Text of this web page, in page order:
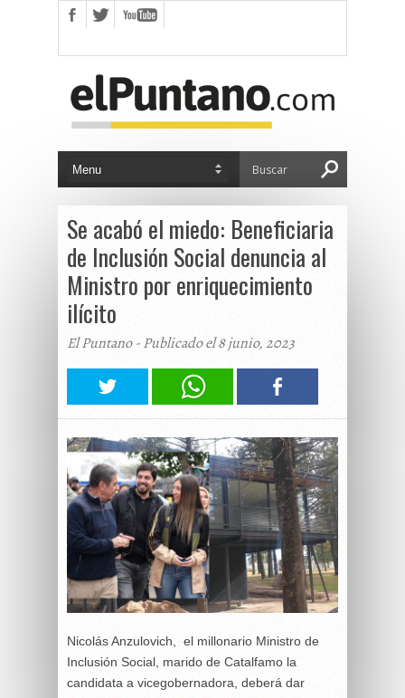
Se acabó el miedo: Beneficiaria
de Inclusión Social denuncia al
Ministro por enriquecimiento
ilícito
El Puntano - Publicado el 8 junio, 2023
Nicolás Anzulovich, el millonario Ministro de
Inclusión Social, marido de Catalfamo la
candidata a vicegobernadora, deberá dar